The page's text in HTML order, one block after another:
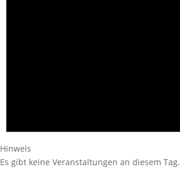
Hinweis
Es gibt keine Veranstaltungen an diesem Tag.